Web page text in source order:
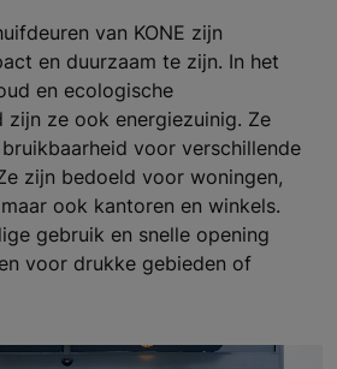
van KONE zijn
en duurzaam te zijn. In het
en ecologische
ze ook energiezuinig. Ze
voor verschillende
zijn bedoeld voor woningen,
ook kantoren en winkels.
gebruik en snelle opening
voor drukke gebieden of